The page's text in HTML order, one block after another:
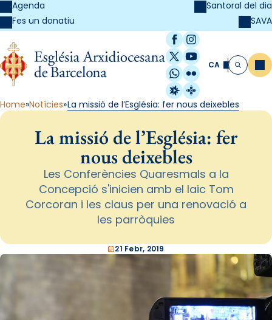
Agenda
Fes un donatiu
Santoral del dia
SAVA
Facebook
Instagram
X / Twitter
YouTube
WhatsApp
Flickr
Radio Estel
Catalunya
CA Cerca
Home Notícies La missió de l’Església: fer nous deixebles
La missió de l’Església: fer
nous deixebles
Les Conferències Quaresmals a la
Concepció s'inicien amb el laic Tom
Corcoran i les claus per una renovació a
les parròquies
21 Febr, 2019